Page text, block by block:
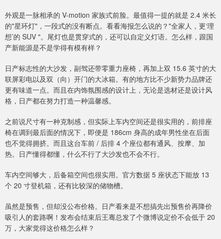
外观是一脉相承的 V-motion 家族式前脸。最值得一提的就是 2.4 米长
的"星环灯"，一段式的没有断点。看看海报怎么说的？"全家人，更‘理
想’的 SUV "。尾灯也是贯穿式的，还可以自定义灯语。怎么样，跟国
产新能源是不是学得有模有样？
日产标志性的大沙发，副驾还带零重力座椅，再加上双 15.6 英寸的大
联屏彩电以及双（向）开门的大冰箱。有的地方比不少新势力品牌还
更有味道一点。而且在内饰氛围感的设计上，无论是选材还是设计风
格，日产都在努力打造一种温馨感。
之前说尺寸有一种克制感，但实际上车内空间还是很实用的，前排座
椅在调到最后面的情况下，即便是 186cm 身高的成年男性坐在后面
也不觉得拥挤。而且这台车前 / 后排 4 个座位都有通风、按摩、加
热。日产懂得都懂，什么不行了大沙发也不会不行。
车内空间够大，后备箱空间也很实用。官方数据 5 座状态下能放 13
个 20 寸登机箱，还有比较深的储物槽。
虽然是预售，但却没公布价格。日产看来是不想搞先出预售价再降价
吸引人的套路啊！发布会结束后王骞总发了个微博说定价不会低于 20
万，大家觉得这价格怎么样？